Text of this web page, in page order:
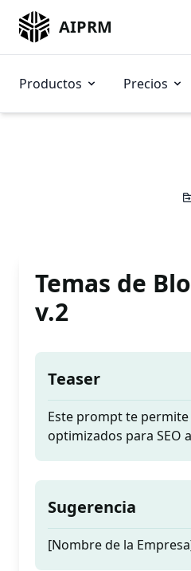
AIPRM
Productos Precios
Temas de
v.2
Teaser
Este prompt te
optimizados para SEO
Sugerencia
[Nombre de la